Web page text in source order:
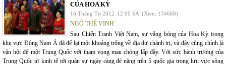
CỦA HOA KỲ
16 Tháng Tư 2012 12:00 SA (Xem: 134668)
NGÔ THẾ VINH
Sau Chiến Tranh Việt Nam, sự vắng bóng của Hoa Kỳ trong
khu vực Đông Nam Á đã để lại một khoảng trống về địa dư chánh trị, và đây cũng chính là
vận hội để một Trung Quốc với tham vọng mau chóng lấp đầy. Với sức bành trướng của
Trung Quốc từ kinh tế tới quân sự ngày càng đè nặng trên 5 quốc gia trong lưu vực sông